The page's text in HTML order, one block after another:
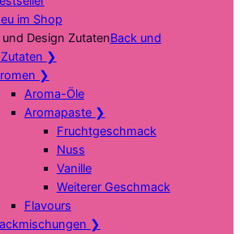
im Shop
Back und
❯
❯
Aroma-Öle
Aromapaste ❯
Fruchtgeschmack
Nuss
Vanille
Weiterer Geschmack
Flavours
❯